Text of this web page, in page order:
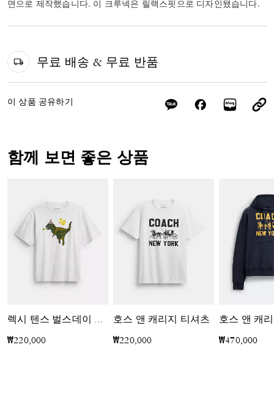
면으로 제작했습니다. 이 크루넥은 릴랙스핏으로 디자인됐습니다.
무료 배송 & 무료 반품
이 상품 공유하기
함께 보면 좋은 상품
렉시 텐스 벌스데이 릴렉스드 티셔츠 인 오가닉 코튼
₩220,000
호스 앤 캐리지 티셔츠
₩220,000
호스 앤 캐
₩470,000